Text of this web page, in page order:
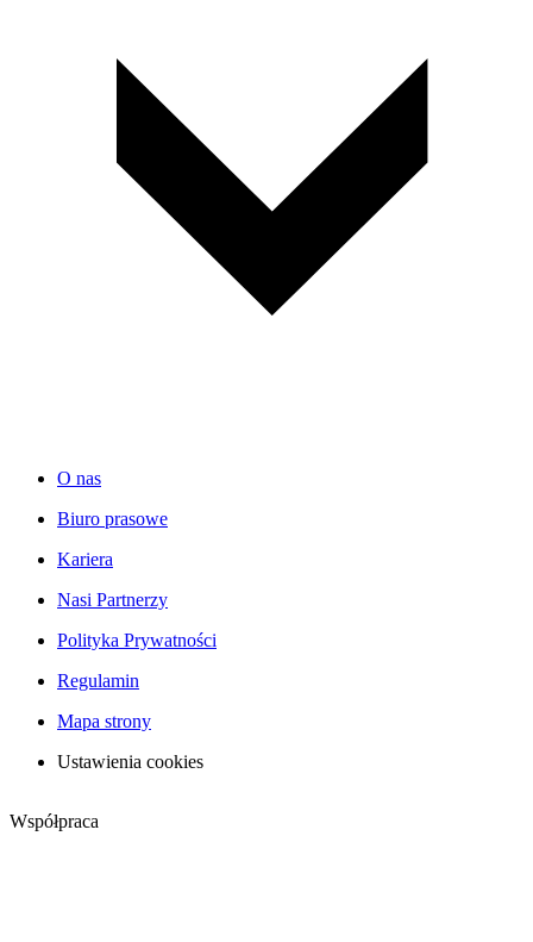
O nas
Biuro prasowe
Kariera
Nasi Partnerzy
Polityka Prywatności
Regulamin
Mapa strony
Ustawienia cookies
Współpraca